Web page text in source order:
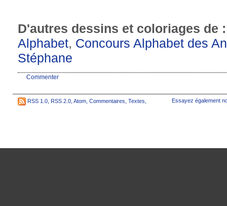
D'autres dessins et coloriages de
Alphabet, Concours Alphabet des
Stéphane
Commenter
RSS 1.0 RSS 2.0 Atom Commentaires Textes Essayez également